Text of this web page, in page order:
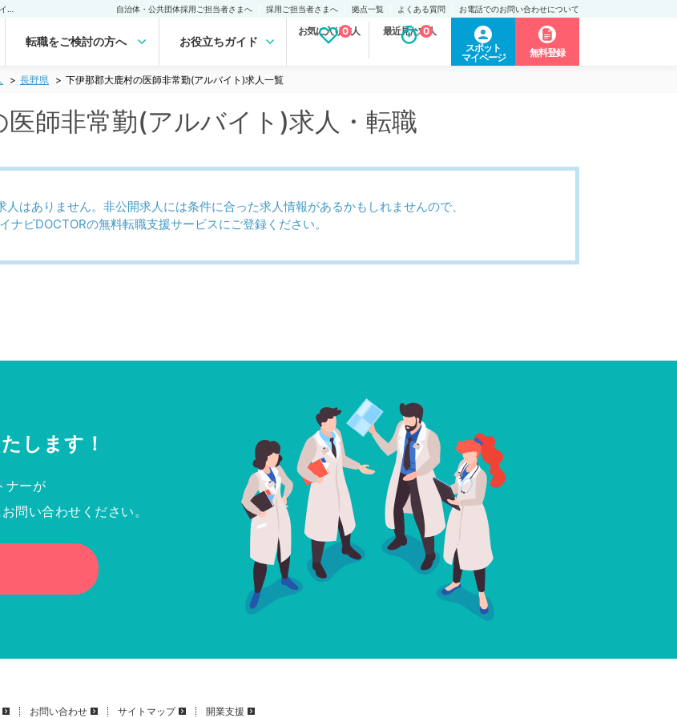
自治体・公共団体採用ご担当者さまへ 採用ご担当者さまへ 拠点一覧 よくある質問 お電話でのお問い合わせについて
転職をご検討の方へ お役立ちガイド
お気に入り求人
0 最近見た求人
0
スポット
マイページ
無料登録
長野県 下伊那郡大鹿村の医師非常勤(アルバイト)求人一覧
師非常勤(アルバイト)求人・転職
はありません。非公開求人には条件に合った求人情報があるかもしれませんので、
ナビDOCTORの無料転職支援サービスにご登録ください。
します！
ナーが
問い合わせください。
お問い合わせ サイトマップ 開業支援